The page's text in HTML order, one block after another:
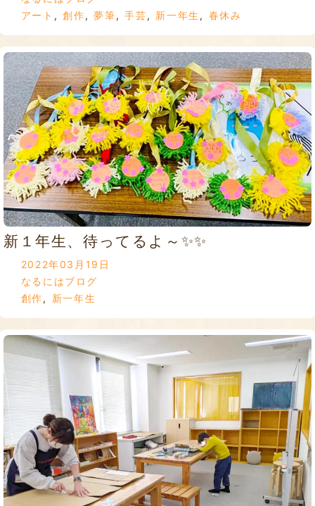
アート ,創作,夢筆,手芸, 新一年生 , 春休み
新１年生、待ってるよ～✨✨
2022年03月19日
なるにはブログ
創作, 新一年生